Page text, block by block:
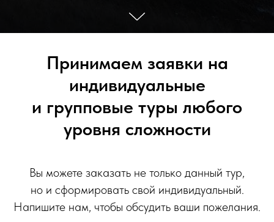
Принимаем заявки на
индивидуальные
и групповые туры любого
уровня сложности
Вы можете заказать не только данный тур,
но и сформировать свой индивидуальный.
Напишите нам, чтобы обсудить ваши пожелания.